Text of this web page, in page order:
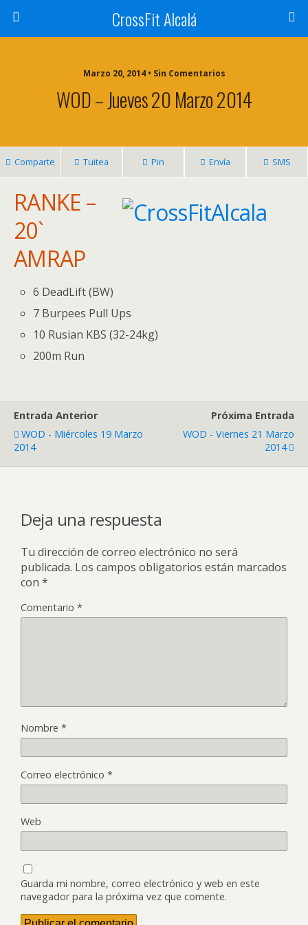
CrossFit Alcalá
Marzo 20, 2014 • Sin Comentarios
WOD – Jueves 20 Marzo 2014
Comparte Tuitea Pin Envía SMS
RANKE –
20`
AMRAP
6 DeadLift (BW)
7 Burpees Pull Ups
10 Rusian KBS (32-24kg)
200m Run
Entrada Anterior
WOD - Miércoles 19 Marzo
2014
Próxima Entrada
WOD - Viernes 21 Marzo
2014
Deja una respuesta
Tu dirección de correo electrónico no será
publicada. Los campos obligatorios están marcados
con *
Comentario *
Nombre *
Correo electrónico *
Web
Guarda mi nombre, correo electrónico y web en este
navegador para la próxima vez que comente.